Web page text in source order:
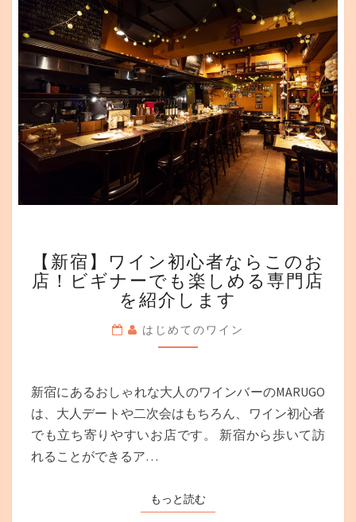
す
さ
重
視】
宿】
ワ
イ
ン
初
心
な
ら
こ
の
ギ
【新宿】ワイン初心者ならこのお
店！ビギナーでも楽しめる専門店
を紹介します
はじめてのワイン
新宿にあるおしゃれな大人のワインバーのMARUGO
は、大人デートや二次会はもちろん、ワイン初心者
でも立ち寄りやすいお店です。 新宿から歩いて訪
れることができるア…
もっと読むもっと読む